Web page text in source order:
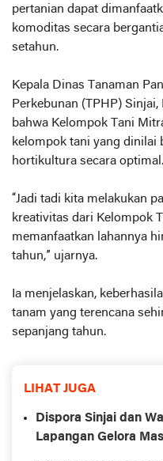
pertanian dapat
komoditas secara
setahun.
Kepala Dinas Tanaman
Perkebunan (TPHP)
bahwa Kelompok Tani
kelompok tani yang dinilai
hortikultura secara optimal.
“Jadi tadi kita melakukan
kreativitas dari Kelompok
memanfaatkan lahannya
tahun,” ujarnya.
Ia menjelaskan,
tanam yang terencana
sepanjang tahun.
LIHAT JUGA
Dispora Sinjai dan
Lapangan Gelora